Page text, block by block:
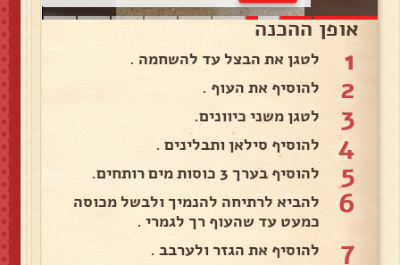
אופן ההכנה
1 לטגן את הבצל עד להשחמה .
2 להוסיף את העוף .
3 לטגן משני כיוונים.
4 להוסיף סילאן ותבלינים .
5 להוסיף בערך 3 כוסות מים רותחים.
6
להביא לרתיחה להנמיך ולבשל מכוסה
כמעט עד שהעוף רך לגמרי .
7 להוסיף את הגזר ולערבב .